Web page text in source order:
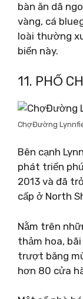
bàn ăn dã
vàng, cá
loài thường
biển này.
11. PHỐ
ChợĐường
Bên cạnh
phát triển
2013 và đã
cấp ở North
Nằm trên
thảm hoa,
trượt băng
hơn 80 cửa